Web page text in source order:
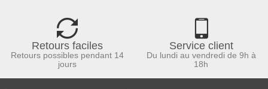
Retours faciles
Retours possibles pendant 14
jours
Service client
Du lundi au vendredi de 9h à
18h